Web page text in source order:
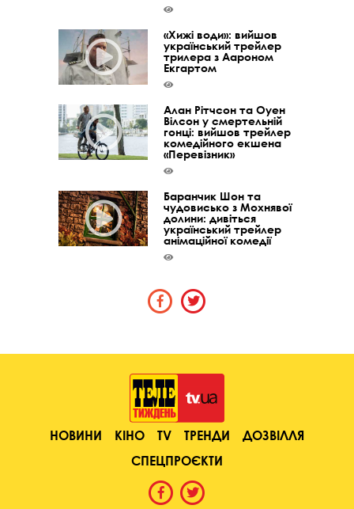
«Хижі води»: вийшов
український трейлер
трилера з Аароном
Екгартом
Алан Рітчсон та Оуен
Вілсон у смертельній
гонці: вийшов трейлер
комедійного екшена
«Перевізник»
Баранчик Шон та
чудовисько з Мохнявої
долини: дивіться
український трейлер
анімаційної комедії
НОВИНИ КІНО TV ТРЕНДИ
ДОЗВІЛЛЯ
СПЕЦПРОЄКТИ